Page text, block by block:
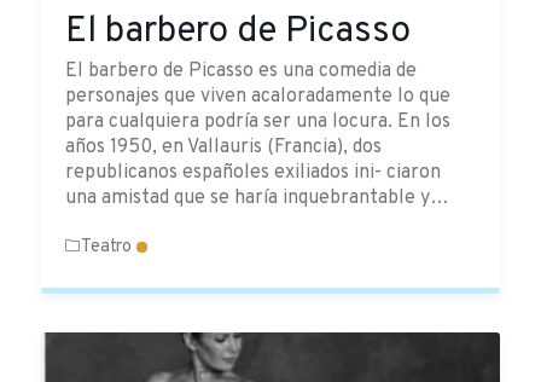
El barbero de Picasso
El barbero de Picasso es una comedia de
personajes que viven acaloradamente lo que
para cualquiera podría ser una locura. En los
años 1950, en Vallauris (Francia), dos
republicanos españoles exiliados ini- ciaron
una amistad que se haría inquebrantable y…
Teatro